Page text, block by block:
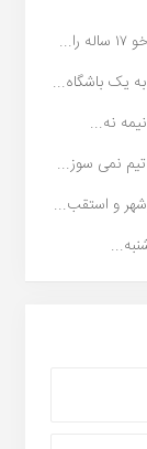
یک باشگاه...
نه...
نمی سوز...
و استقب...